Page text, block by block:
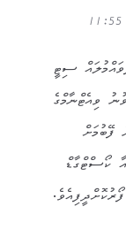
ފުވައްމުލައް ސިޓީ
ފުންކުރެވުނު ވިއެޓްނާމްގެ
ފޭބުމަށް
ކޯސްޓްގާޑް